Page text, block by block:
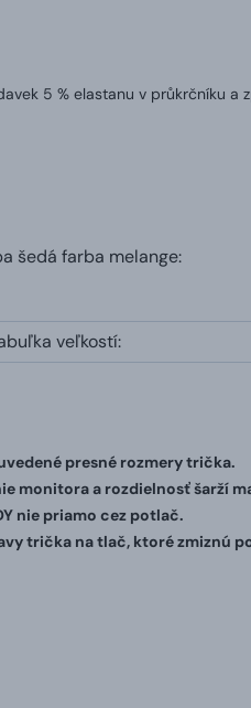
5 % elastanu v průkrčníku a
šedá farba melange:
veľkostí:
presné rozmery trička.
monitora a rozdielnosť šarží
nie priamo cez potlač.
trička na tlač, ktoré zmiznú